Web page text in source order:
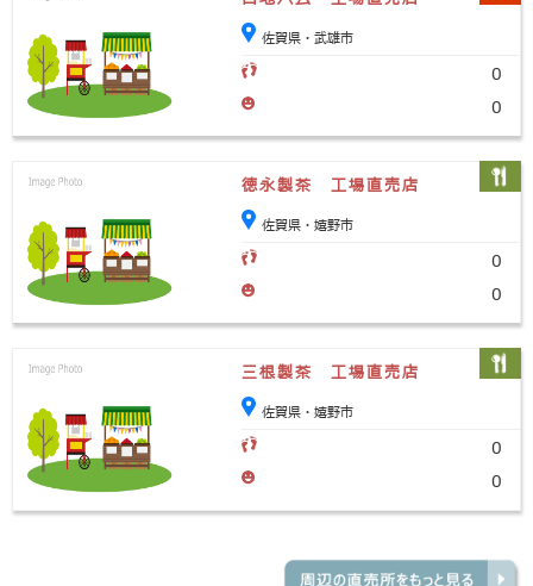
佐賀県・武雄市
0
0
徳永製茶 工場直売店
佐賀県・嬉野市
0
0
三根製茶 工場直売店
佐賀県・嬉野市
0
0